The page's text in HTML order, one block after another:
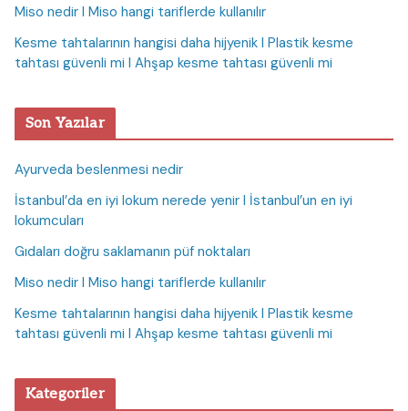
Miso nedir I Miso hangi tariflerde kullanılır
Kesme tahtalarının hangisi daha hijyenik I Plastik kesme
tahtası güvenli mi I Ahşap kesme tahtası güvenli mi
Son Yazılar
Ayurveda beslenmesi nedir
İstanbul’da en iyi lokum nerede yenir I İstanbul’un en iyi
lokumcuları
Gıdaları doğru saklamanın püf noktaları
Miso nedir I Miso hangi tariflerde kullanılır
Kesme tahtalarının hangisi daha hijyenik I Plastik kesme
tahtası güvenli mi I Ahşap kesme tahtası güvenli mi
Kategoriler